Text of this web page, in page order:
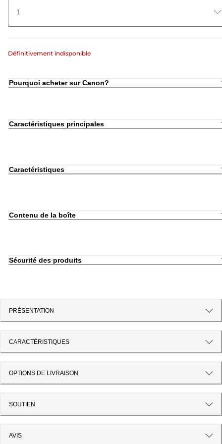
1
Définitivement indisponible
Pourquoi acheter sur Canon?
Caractéristiques principales
Caractéristiques
Contenu de la boîte
Sécurité des produits
PRÉSENTATION
CARACTÉRISTIQUES
OPTIONS DE LIVRAISON
SOUTIEN
AVIS